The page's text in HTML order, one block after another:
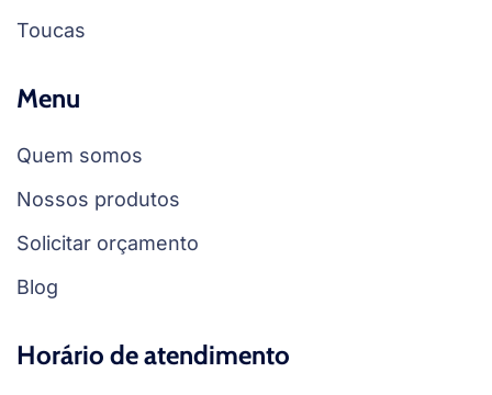
Toucas
Menu
Quem somos
Nossos produtos
Solicitar orçamento
Blog
Horário de atendimento